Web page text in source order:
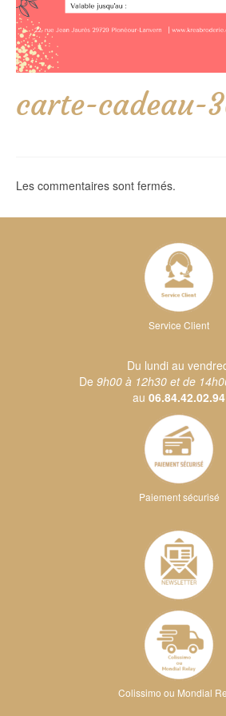
carte-cadeau-
Les commentaires sont fermés.
Service Client
Du lundi au
De 9h00 à 12h30 et de
au 06.84.42.02.94
Paiement sécurisé
Colissimo ou Mondial